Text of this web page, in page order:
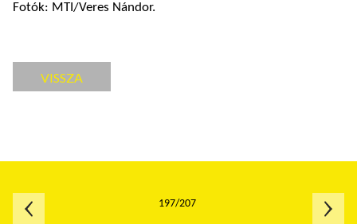
Fotók: MTI/Veres Nándor.
VISSZA
197/207